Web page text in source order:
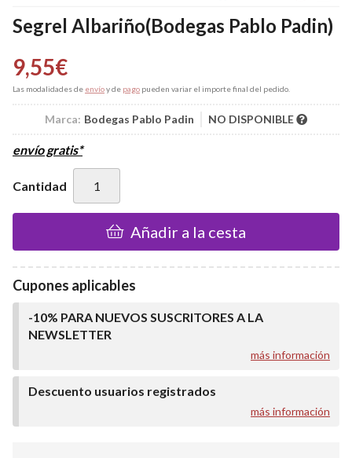
Segrel Albariño(Bodegas Pablo Padin)
9,55€
Las modalidades de envíoy de pago pueden variar el importe final del pedido.
Marca: Bodegas Pablo Padin NO DISPONIBLE
envío gratis*
Cantidad
Añadir a la cesta
Cupones aplicables
-10% PARA NUEVOS SUSCRITORES A LA
NEWSLETTER
más información
Descuento usuarios registrados
más información